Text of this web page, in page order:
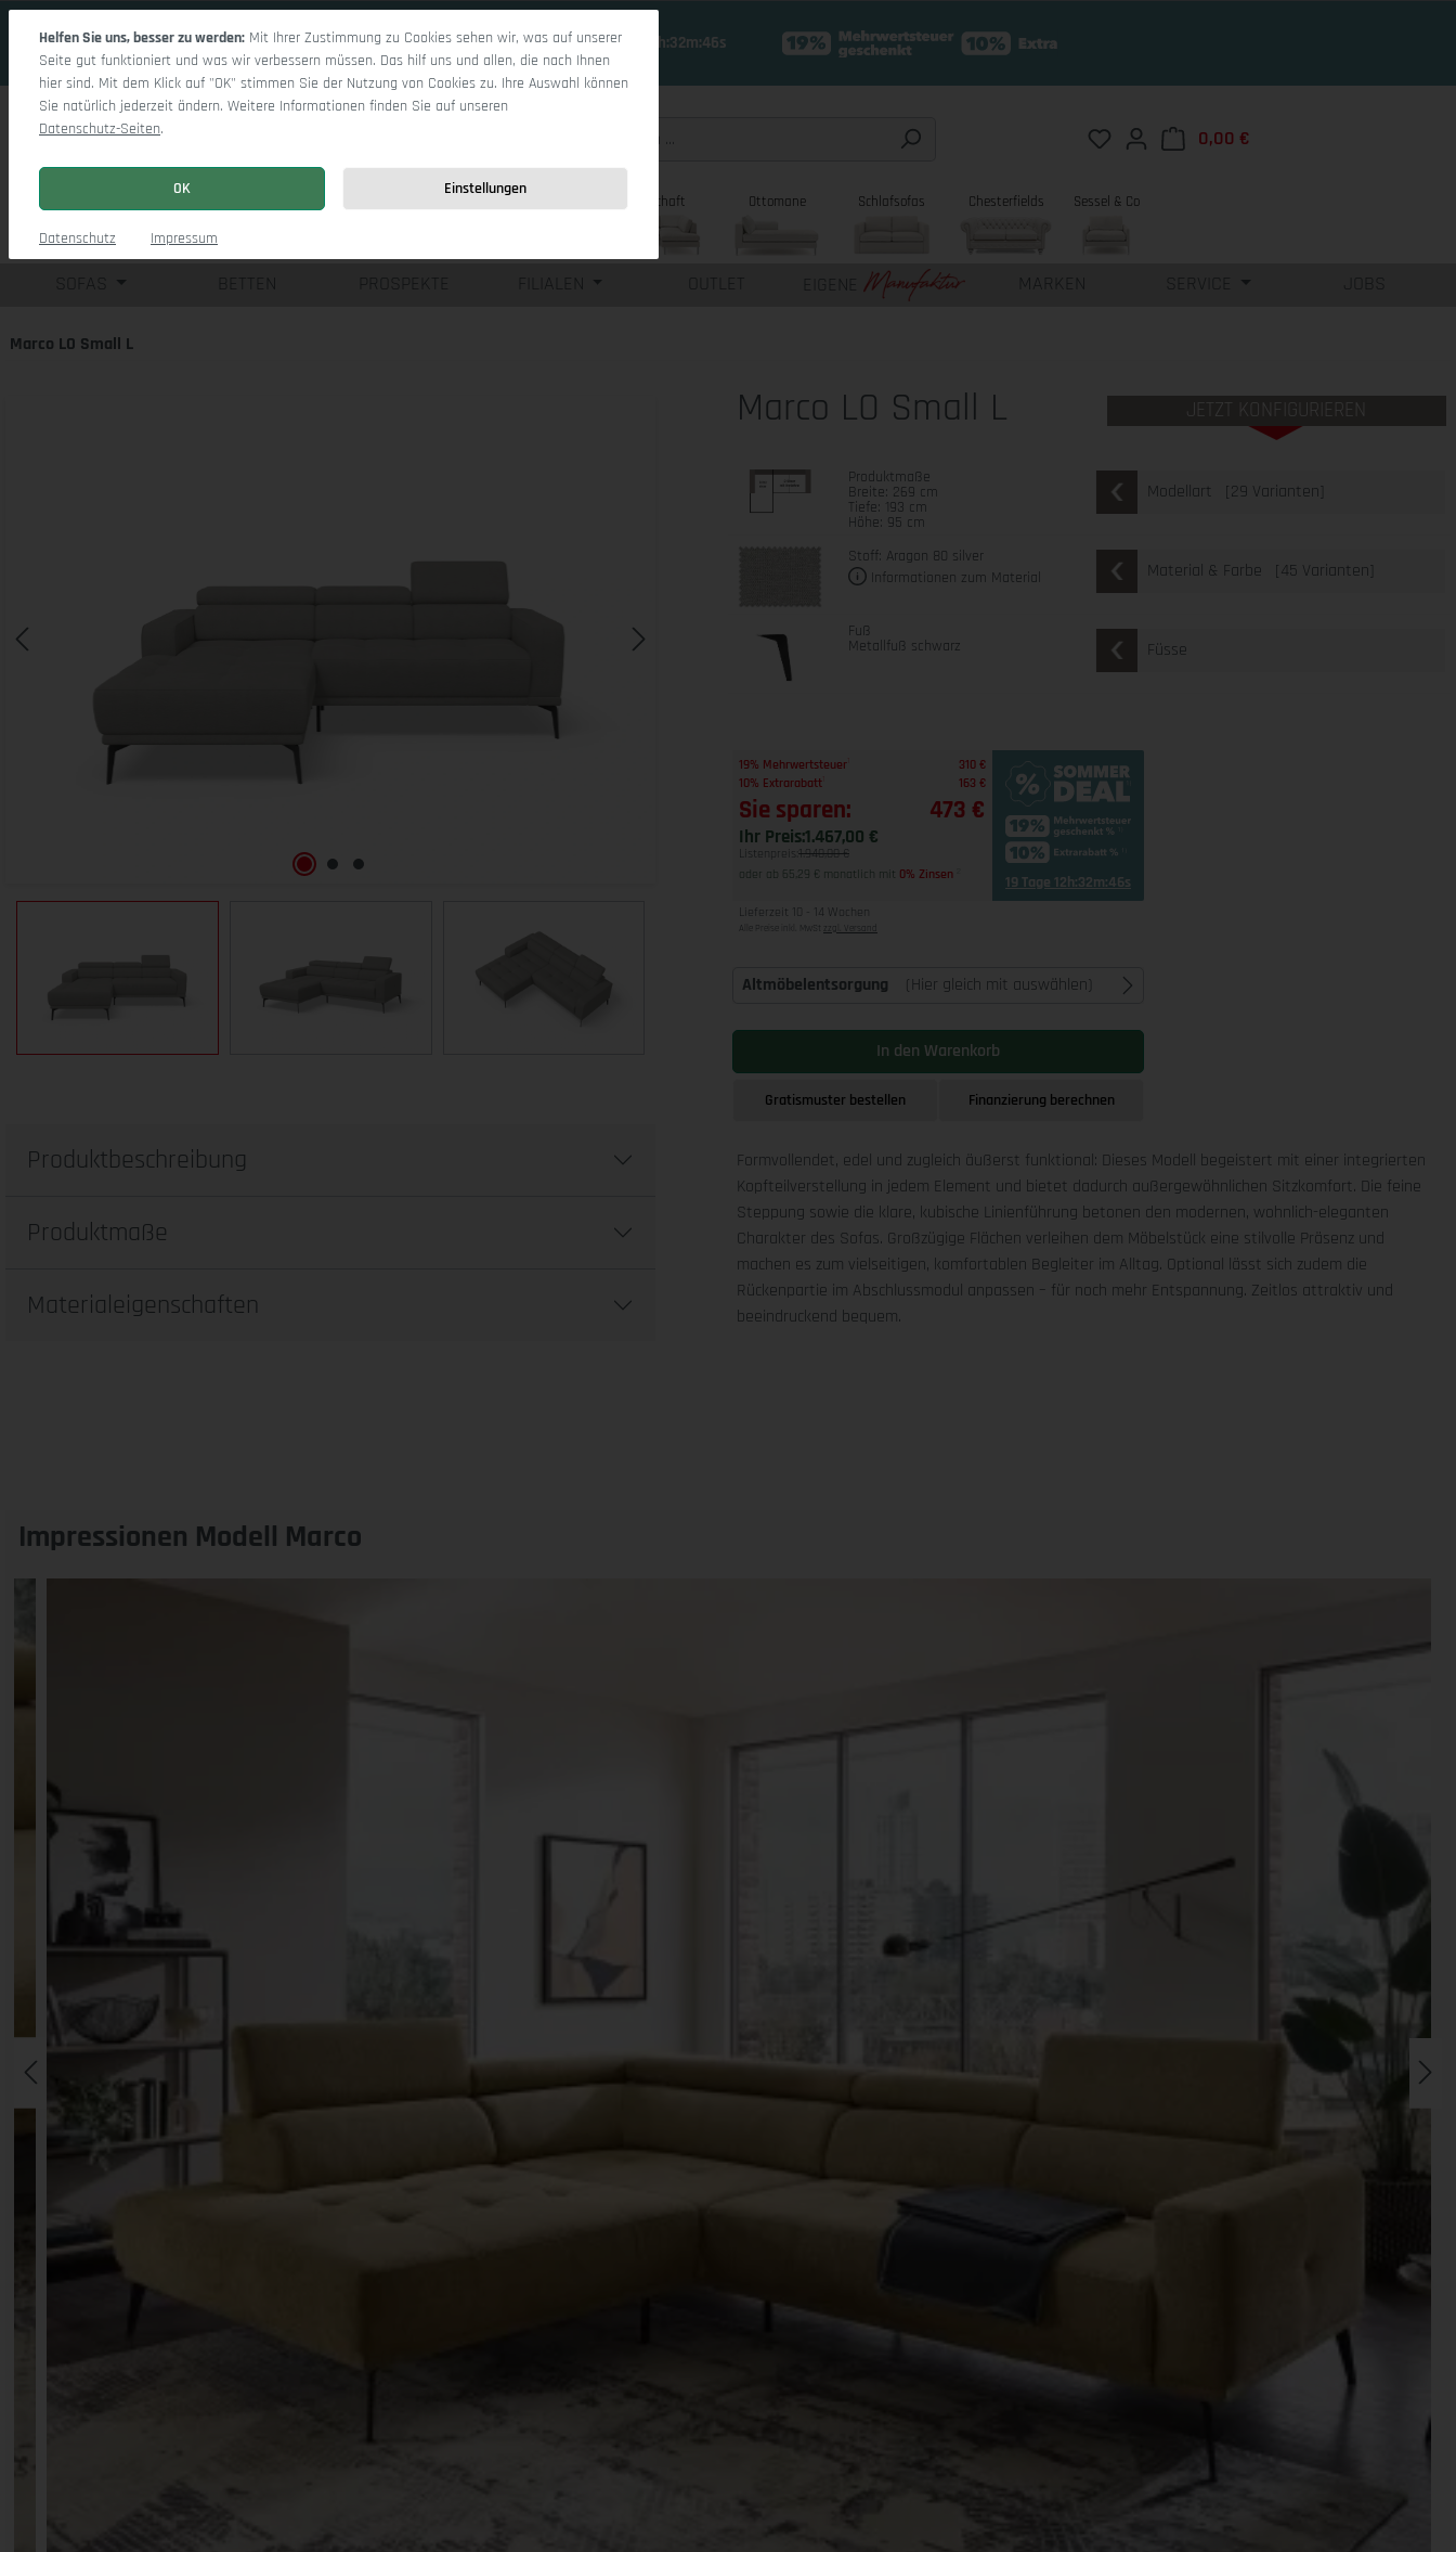
19 Tage 12h:32m:45s
Du hast 0 Produkte auf dem Merkzettel
0,00 €
Wohnlandschaft Ottomane Schlafsofas Chesterfields Sessel & Co
BETTEN PROSPEKTE FILIALEN OUTLET EIGENE MARKEN SERVICE JOBS
Marco LO Small L
Marco LO Small L JETZT KONFIGURIEREN
Produktmaße
Breite: 269 cm
Tiefe: 193 cm
Höhe: 95 cm
Modellart [29 Varianten]
Stoff: Aragon 80 silver
Informationen zum Material
Material & Farbe [45 Varianten]
Fuß
Metallfuß schwarz Füsse
19% Mehrwertsteuer
310 €
10% Extrarabatt
163 €
Sie sparen: 473 €
Ihr Preis:1.467,00 €
Listenpreis: 1.940,00 €
oder ab 65,29 € monatlich mit 0% Zinsen 19 Tage 12h:32m:45s
Lieferzeit 10 - 14 Wochen
Alle Preise inkl. MwSt zzgl. Versand
Altmöbelentsorgung (Hier gleich mit auswählen)
In den Warenkorb
Gratismuster bestellen Finanzierung berechnen
Formvollendet, edel und zugleich äußerst funktional: Dieses Modell begeistert mit einer integrierten
Kopfteilverstellung in jedem Element und bietet dadurch außergewöhnlichen Sitzkomfort. Die feine
Steppung sowie die klare, kubische Linienführung betonen den modernen, wohnlich-eleganten
Charakter des Sofas. Großzügige Flächen verleihen dem Möbelstück eine stilvolle Präsenz und
machen es zum vielseitigen, komfortablen Begleiter im Alltag. Optional lässt sich zudem die
Rückenpartie im Abschlussmodul anpassen – für noch mehr Entspannung. Zeitlos attraktiv und
beeindruckend bequem.
Produktbeschreibung
Produktmaße
Materialeigenschaften
Impressionen Modell Marco
Helfen Sie uns, besser zu werden: Mit Ihrer Zustimmung zu Cookies sehen wir, was auf unserer
Seite gut funktioniert und was wir verbessern müssen. Das hilf uns und allen, die nach Ihnen
hier sind. Mit dem Klick auf "OK" stimmen Sie der Nutzung von Cookies zu. Ihre Auswahl können
Sie natürlich jederzeit ändern. Weitere Informationen finden Sie auf unseren
Datenschutz-Seiten.
OK Einstellungen
Datenschutz Impressum